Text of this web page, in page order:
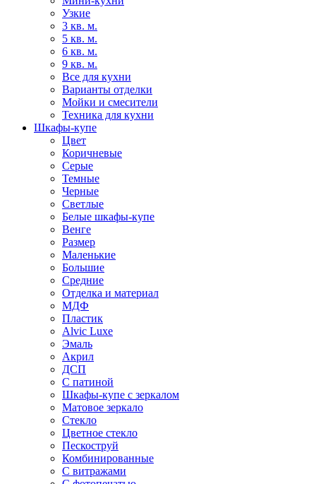
Узкие
3 кв. м.
5 кв. м.
6 кв. м.
9 кв. м.
Все для кухни
Варианты отделки
Мойки и смесители
Техника для кухни
Шкафы-купе
Цвет
Коричневые
Серые
Темные
Черные
Светлые
Белые шкафы-купе
Венге
Размер
Маленькие
Большие
Средние
Отделка и материал
МДФ
Пластик
Alvic Luxe
Эмаль
Акрил
ДСП
С патиной
Шкафы-купе с зеркалом
Матовое зеркало
Стекло
Цветное стекло
Пескоструй
Комбинированные
С витражами